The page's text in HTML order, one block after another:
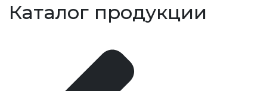
Каталог продукции